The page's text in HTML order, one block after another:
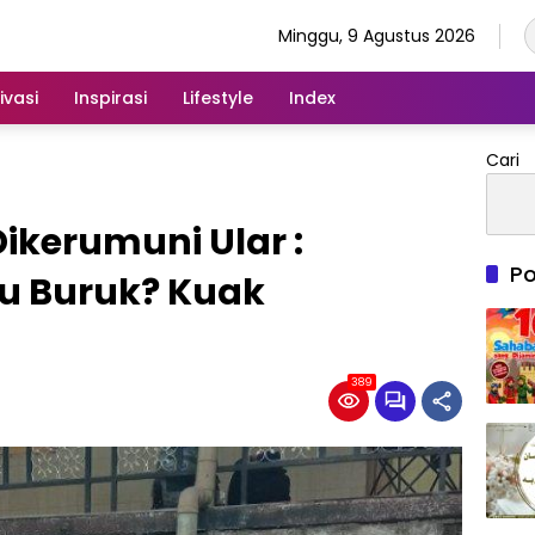
Minggu, 9 Agustus 2026
Inspirasi Lifestyle Index
Ular :
Buruk? Kuak
389
Cari